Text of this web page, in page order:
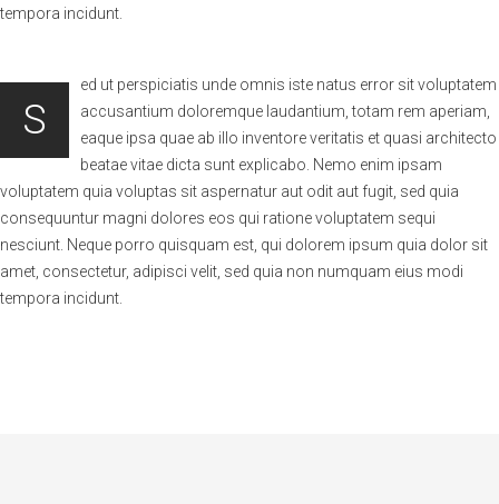
tempora incidunt.
S
ed ut perspiciatis unde omnis iste natus error sit voluptatem
accusantium doloremque laudantium, totam rem aperiam,
eaque ipsa quae ab illo inventore veritatis et quasi architecto
beatae vitae dicta sunt explicabo. Nemo enim ipsam
voluptatem quia voluptas sit aspernatur aut odit aut fugit, sed quia
consequuntur magni dolores eos qui ratione voluptatem sequi
nesciunt. Neque porro quisquam est, qui dolorem ipsum quia dolor sit
amet, consectetur, adipisci velit, sed quia non numquam eius modi
tempora incidunt.